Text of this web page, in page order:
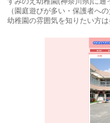
（園庭遊びが多い・保護者へ
幼稚園の雰囲気を知りたい方は